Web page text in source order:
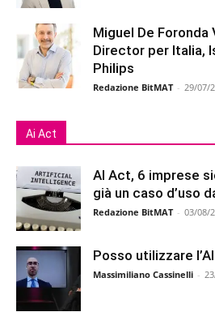
Miguel De Foronda
Director per Italia,
Philips
Redazione BitMAT - 29/07/
Ai Act
AI Act, 6 imprese
già un caso d’uso
Redazione BitMAT - 03/08/
Posso utilizzare
Massimiliano Cassinelli -